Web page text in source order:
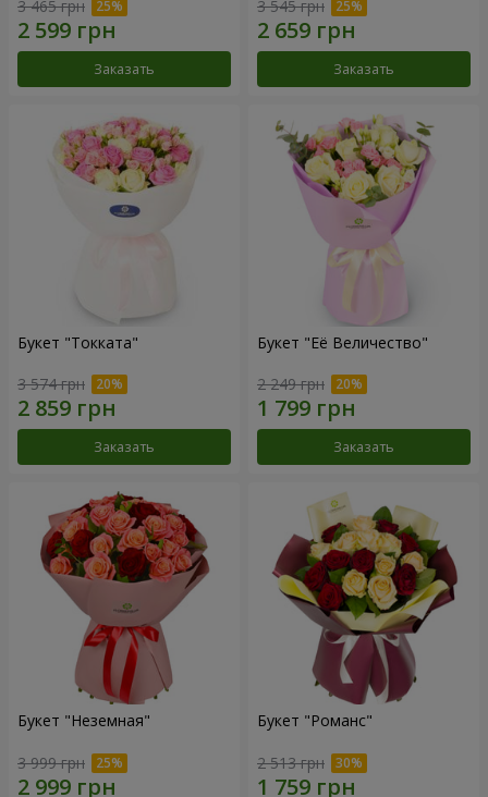
3 465 грн
Заказать
3 545 грн
Заказать
Букет "Токката"
3 574 грн
Заказать
Букет "Её Величество"
2 249 грн
Заказать
Букет "Неземная"
3 999 грн
Букет "Романс"
2 513 грн